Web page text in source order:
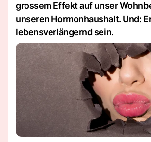
grossem Effekt auf unser
unseren Hormonhaushalt. Und:
lebensverlängernd sein.